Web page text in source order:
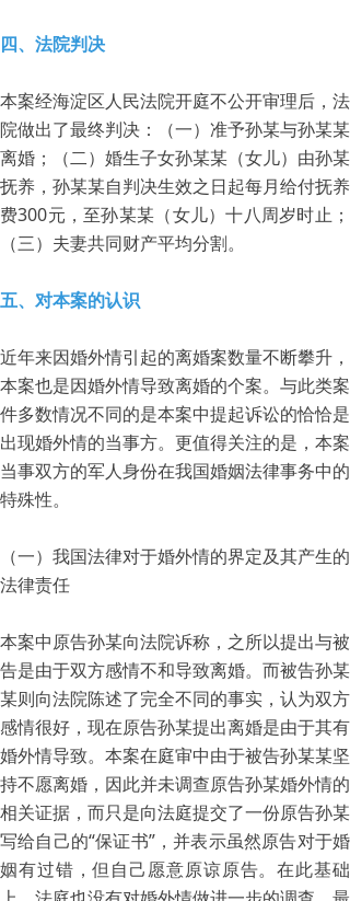
四、法院判决
本案经海淀区人民法院开庭不公开审理后，法
院做出了最终判决：（一）准予孙某与孙某某
离婚；（二）婚生子女孙某某（女儿）由孙某
抚养，孙某某自判决生效之日起每月给付抚养
费300元，至孙某某（女儿）十八周岁时止；
（三）夫妻共同财产平均分割。
五、对本案的认识
近年来因婚外情引起的离婚案数量不断攀升，
本案也是因婚外情导致离婚的个案。与此类案
件多数情况不同的是本案中提起诉讼的恰恰是
出现婚外情的当事方。更值得关注的是，本案
当事双方的军人身份在我国婚姻法律事务中的
特殊性。
（一）我国法律对于婚外情的界定及其产生的
法律责任
本案中原告孙某向法院诉称，之所以提出与被
告是由于双方感情不和导致离婚。而被告孙某
某则向法院陈述了完全不同的事实，认为双方
感情很好，现在原告孙某提出离婚是由于其有
婚外情导致。本案在庭审中由于被告孙某某坚
持不愿离婚，因此并未调查原告孙某婚外情的
相关证据，而只是向法庭提交了一份原告孙某
写给自己的“保证书”，并表示虽然原告对于婚
姻有过错，但自己愿意原谅原告。在此基础